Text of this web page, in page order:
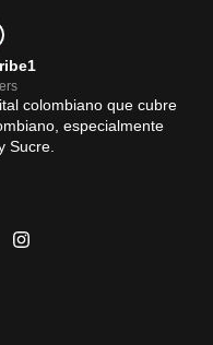
colombiano que cubre
especialmente
Sucre.